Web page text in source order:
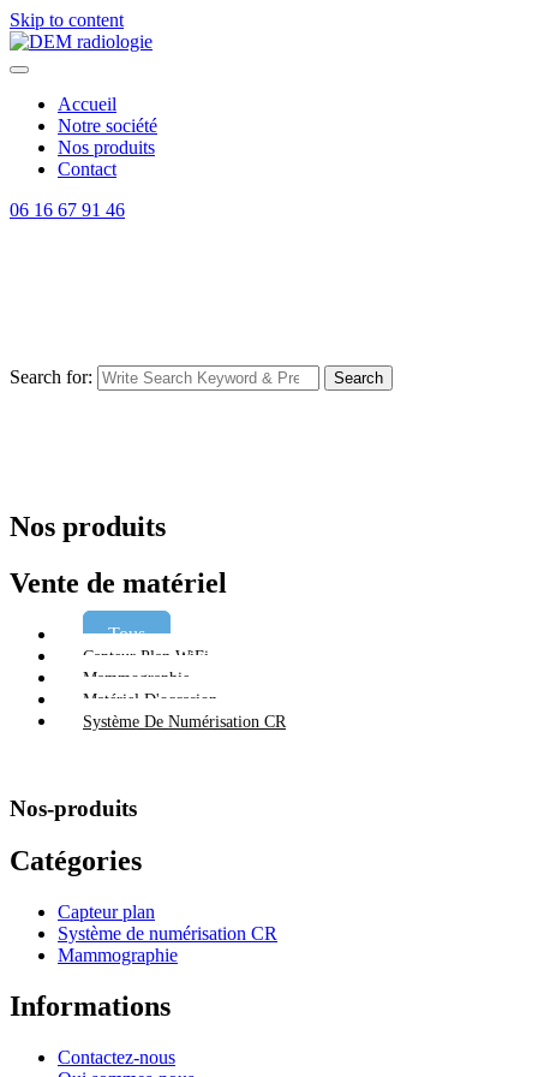
Skip to content
Accueil
Notre société
Nos produits
Contact
06 16 67 91 46
Search for: Search
Nos produits
Vente de matériel
Capteur Plan WiFi
Mammographie
Matériel D'occasion
Système De Numérisation CR
Nos-produits
Catégories
Capteur plan
Système de numérisation CR
Mammographie
Informations
Contactez-nous